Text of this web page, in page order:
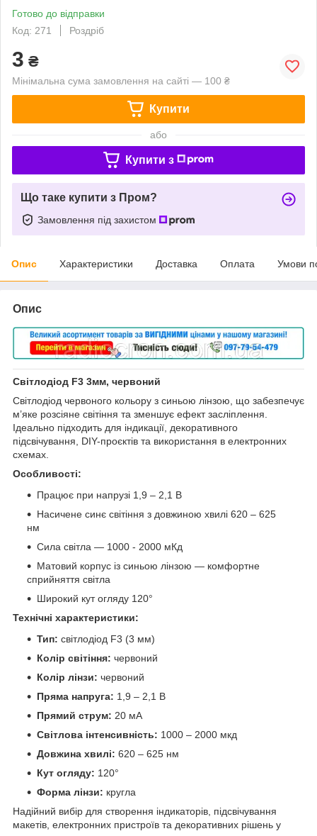
Готово до відправки
Код: 271
Роздріб
3 ₴
Мінімальна сума замовлення на сайті — 100 ₴
Купити
або
Купити з
Що таке купити з Пром?
Замовлення під захистом
Опис Характеристики Доставка Оплата Умови
Опис
Світлодіод F3 3мм, червоний
Світлодіод червоного кольору з синьою лінзою, що забезпечує
м’яке розсіяне світіння та зменшує ефект засліплення.
Ідеально підходить для індикації, декоративного
підсвічування, DIY-проєктів та використання в електронних
схемах.
Особливості:
Працює при напрузі 1,9 – 2,1 В
Насичене синє світіння з довжиною хвилі 620 – 625
нм
Сила світла — 1000 - 2000 мКд
Матовий корпус із синьою лінзою — комфортне
сприйняття світла
Широкий кут огляду 120°
Технічні характеристики:
Тип: світлодіод F3 (3 мм)
Колір світіння: червоний
Колір лінзи: червоний
Пряма напруга: 1,9 – 2,1 В
Прямий струм: 20 мА
Світлова інтенсивність: 1000 – 2000 мкд
Довжина хвилі: 620 – 625 нм
Кут огляду: 120°
Форма лінзи: кругла
Надійний вибір для створення індикаторів, підсвічування
макетів, електронних пристроїв та декоративних рішень у